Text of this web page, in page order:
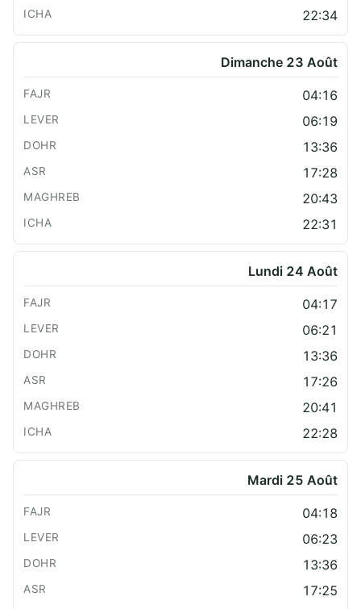
22:34
Dimanche 23 Août
04:16
06:19
13:36
17:28
20:43
22:31
Lundi 24 Août
04:17
06:21
13:36
17:26
20:41
22:28
Mardi 25 Août
04:18
06:23
13:36
17:25